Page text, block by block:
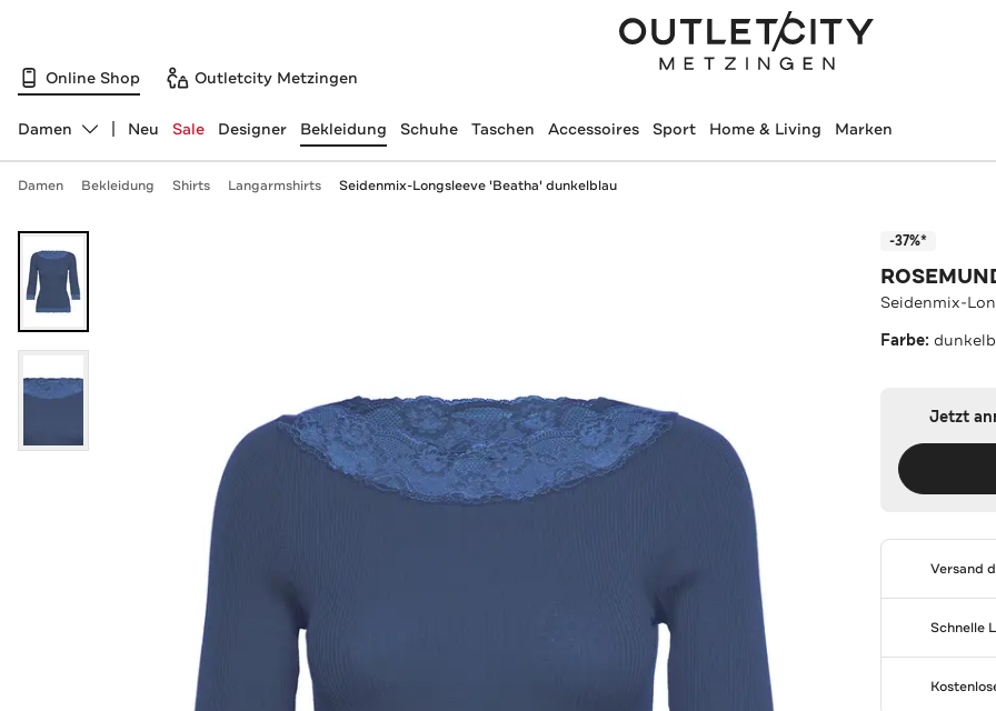
Online Shop Outletcity Metzingen
Abteilung ändern, ausgewählt:
Damen Neu Sale Designer Bekleidung Schuhe Taschen Accessoires Sport Home & Living Marken
Damen Bekleidung Shirts Langarmshirts Seidenmix-Longsleeve 'Beatha' dunkelblau
-37%*
Seidenmix-
Farbe:
Jetzt
Versand
Schnelle